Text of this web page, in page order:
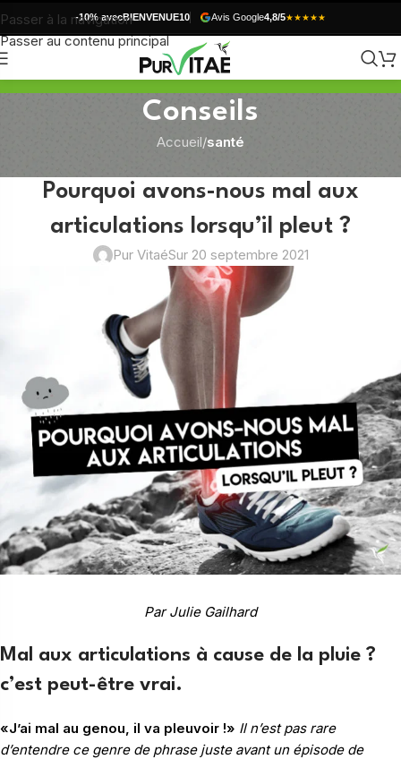
Passer à la navigation
Passer au contenu principal
-10% avecBIENVENUE10 Avis Google4,8/5★★★★★
Conseils
Accueil/santé
Pourquoi avons-nous mal aux
articulations lorsqu’il pleut ?
Pur VitaéSur 20 septembre 2021
Par Julie Gailhard
Mal aux articulations à cause de la pluie ?
c’est peut-être vrai.
«J’ai mal au genou, il va pleuvoir !» Il n’est pas rare
d’entendre ce genre de phrase juste avant un épisode de